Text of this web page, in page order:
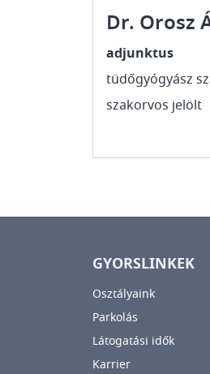
Dr. Orosz
adjunktus
tüdőgyógyász
szakorvos jelölt
GYORSLINKEK
Osztályaink
Parkolás
Látogatási idők
Karrier